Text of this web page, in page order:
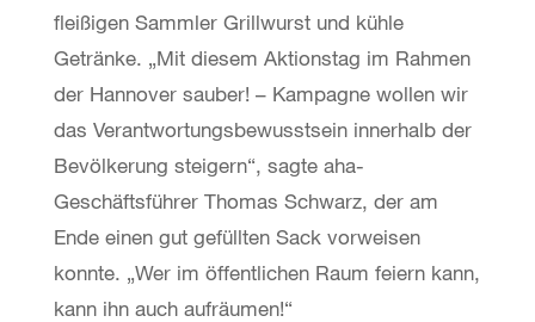
fleißigen Sammler Grillwurst und kühle
Getränke. „Mit diesem Aktionstag im Rahmen
der Hannover sauber! – Kampagne wollen wir
das Verantwortungsbewusstsein innerhalb der
Bevölkerung steigern“, sagte aha-
Geschäftsführer Thomas Schwarz, der am
Ende einen gut gefüllten Sack vorweisen
konnte. „Wer im öffentlichen Raum feiern kann,
kann ihn auch aufräumen!“